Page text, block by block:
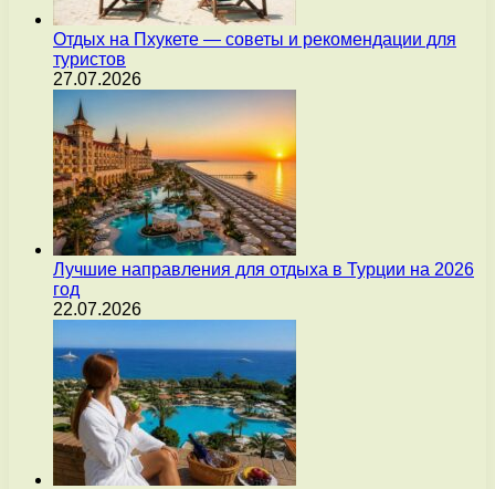
Отдых на Пхукете — советы и рекомендации для
туристов
27.07.2026
Лучшие направления для отдыха в Турции на 2026
год
22.07.2026